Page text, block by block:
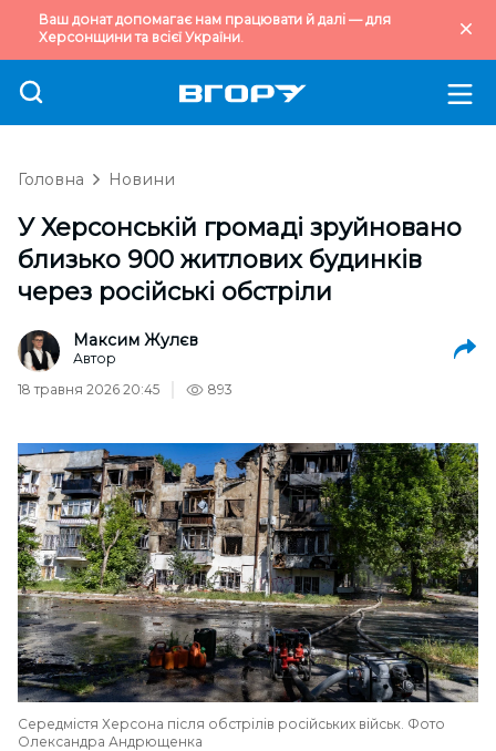
Ваш донат допомагає нам працювати й далі — для
Херсонщини та всієї України.
Головна Новини
У Херсонській громаді зруйновано
близько 900 житлових будинків
через російські обстріли
Максим Жулєв
Автор
18 травня 2026 20:45
893
Середмістя Херсона після обстрілів російських військ. Фото
Олександра Андрющенка